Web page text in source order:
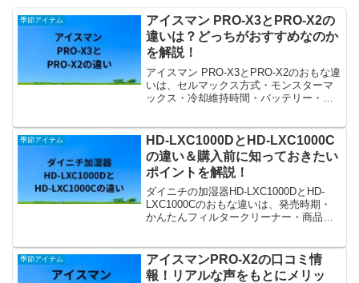
季節アイテム
アイスマン PRO-X3とPRO-X2の
違いは？どっちがおすすめなのか
を解説！
アイスマン PRO-X3とPRO-X2のおもな違
いは、セルマックス方式・モンスターマ
ックス・冷却維持時間・バッテリー・価
す。
季節アイテム
HD-LXC1000DとHD-LXC1000C
の違い＆購入前に知っておきたい
ポイントを解説！
ダイニチの加湿器HD-LXC1000DとHD-
LXC1000Cのおもな違いは、発売時期・
かんたんフィルタークリーナー・商品の
ちがおすすめなのかを解説します。
季節アイテム
アイスマンPRO-X2の口コミ情
報！リアルな声をもとにメリッ